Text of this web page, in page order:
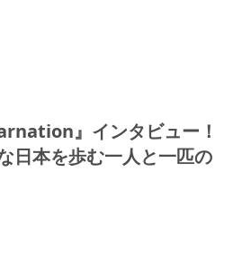
』インタビュー！
日本を歩む一人と一匹の